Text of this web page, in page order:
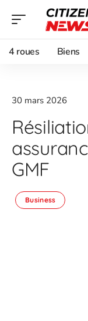
4 roues Biens
30 mars 2026
GMF
Business